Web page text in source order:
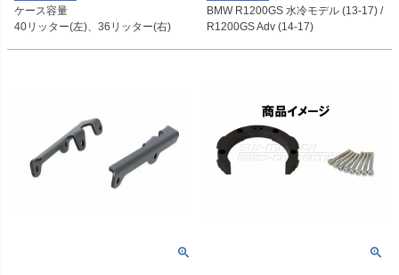
ケース容量
40リッター(左)、36リッター(右)
BMW R1200GS 水冷モデル (13-17) /
R1200GS Adv (14-17)